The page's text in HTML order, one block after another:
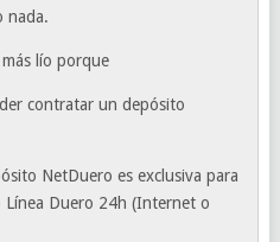
nada.
lío porque
contratar un depósito
NetDuero es exclusiva para
Línea Duero 24h (Internet o